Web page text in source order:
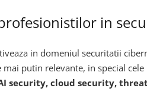
in
in domeniul securitatii
putin relevante, in special
security, cloud security,